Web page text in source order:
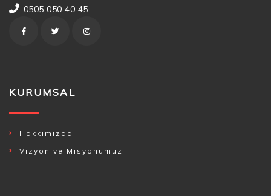
0505 050 40 45
KURUMSAL
Hakkımızda
Vizyon ve Misyonumuz